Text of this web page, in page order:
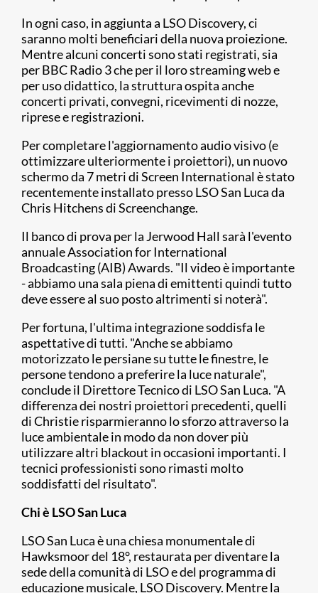
In ogni caso, in aggiunta a LSO Discovery, ci
saranno molti beneficiari della nuova proiezione.
Mentre alcuni concerti sono stati registrati, sia
per BBC Radio 3 che per il loro streaming web e
per uso didattico, la struttura ospita anche
concerti privati, convegni, ricevimenti di nozze,
riprese e registrazioni.
Per completare l'aggiornamento audio visivo (e
ottimizzare ulteriormente i proiettori), un nuovo
schermo da 7 metri di Screen International è stato
recentemente installato presso LSO San Luca da
Chris Hitchens di Screenchange.
Il banco di prova per la Jerwood Hall sarà l'evento
annuale Association for International
Broadcasting (AIB) Awards. "Il video è importante
- abbiamo una sala piena di emittenti quindi tutto
deve essere al suo posto altrimenti si noterà".
Per fortuna, l'ultima integrazione soddisfa le
aspettative di tutti. "Anche se abbiamo
motorizzato le persiane su tutte le finestre, le
persone tendono a preferire la luce naturale",
conclude il Direttore Tecnico di LSO San Luca. "A
differenza dei nostri proiettori precedenti, quelli
di Christie risparmieranno lo sforzo attraverso la
luce ambientale in modo da non dover più
utilizzare altri blackout in occasioni importanti. I
tecnici professionisti sono rimasti molto
soddisfatti del risultato".
Chi è LSO San Luca
LSO San Luca è una chiesa monumentale di
Hawksmoor del 18°, restaurata per diventare la
sede della comunità di LSO e del programma di
educazione musicale, LSO Discovery. Mentre la